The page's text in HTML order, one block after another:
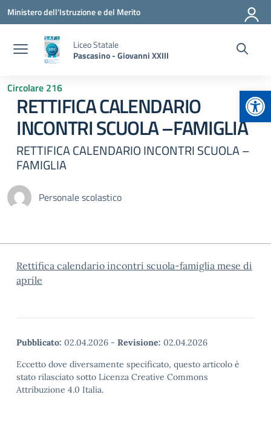
Vai ai contenuti
Vai al menu di navigazione
Vai al footer
Ministero dell'Istruzione e del Merito
Liceo Statale
Pascasino - Giovanni XXIII
Circolare 216
RETTIFICA CALENDARIO
INCONTRI SCUOLA –FAMIGLIA
RETTIFICA CALENDARIO INCONTRI SCUOLA –
FAMIGLIA
Personale scolastico
Rettifica calendario incontri scuola-famiglia mese di
aprile
Pubblicato: 02.04.2026 - Revisione: 02.04.2026
Eccetto dove diversamente specificato, questo articolo è
stato rilasciato sotto Licenza Creative Commons
Attribuzione 4.0 Italia.